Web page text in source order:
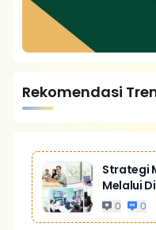
Rekomendasi
Strategi
Melalui
Bisnis
0 0